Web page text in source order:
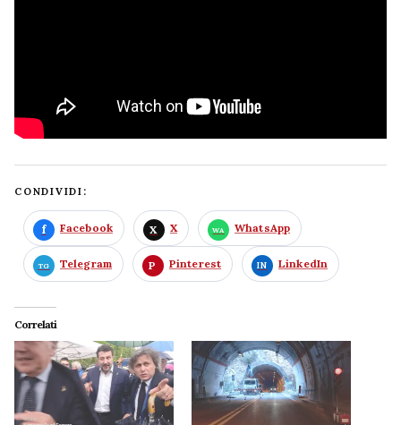
CONDIVIDI:
Facebook X WhatsApp
Telegram Pinterest LinkedIn
Correlati